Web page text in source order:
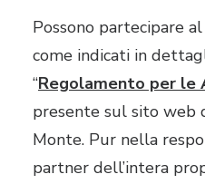
Possono partecipare
come indicati in
“Regolamento per
presente sul sito web
Monte. Pur nella
partner dell’intera